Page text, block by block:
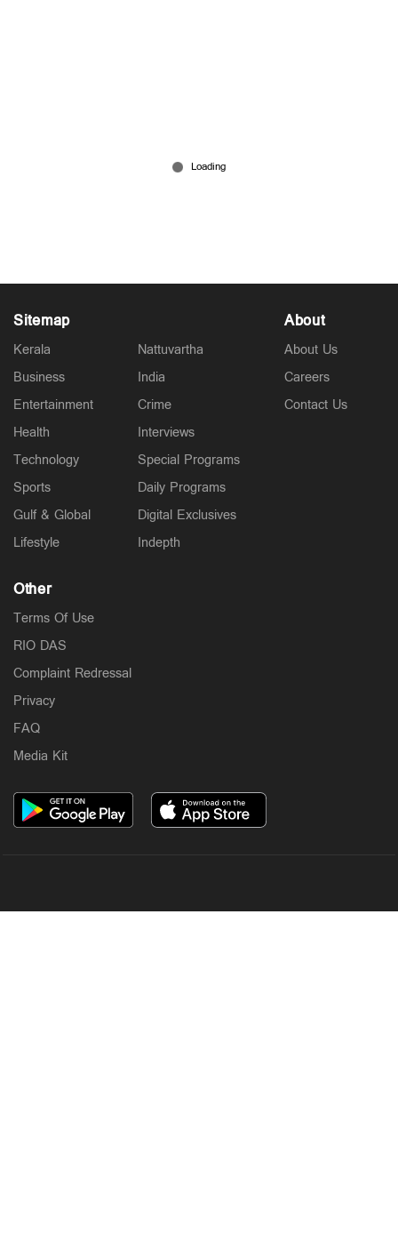
യുദ്ധത്തിന്‍റെ ‘പങ്കുപറ്റി’ ലബനന്‍; ഹിസ്ബുല്ലയെ
Sitemap
Kerala
Business
Entertainment
Health
Technology
Sports
Gulf & Global
Lifestyle
Nattuvartha
India
Crime
Interviews
Special Programs
Daily Programs
Digital Exclusives
Indepth
About
About Us
Careers
Contact Us
Other
Terms Of Use
RIO DAS
Complaint Redressal
Privacy
FAQ
Media Kit